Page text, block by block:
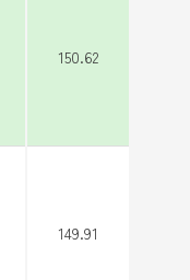
150.62
149.91